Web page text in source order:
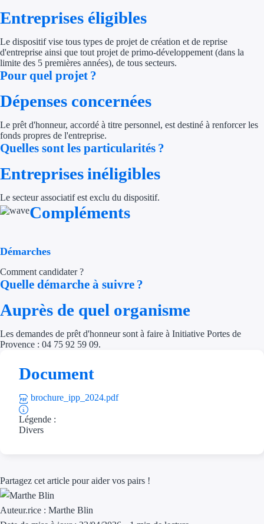
Quelles aides pour
Ouvrage
Régions de A à H
Entreprises éligibles
Le dispositif vise tous types de projet de création et de reprise
d'entreprise ainsi que tout projet de primo-développement (dans la
limite des 5 premières années), de tous secteurs.
Pour quel projet ?
Dépenses concernées
Le prêt d'honneur, accordé à titre personnel, est destiné à renforcer les
fonds propres de l'entreprise.
Quelles sont les particularités ?
Entreprises inéligibles
Le secteur associatif est exclu du dispositif.
Compléments
Démarches
Comment candidater ?
Quelle démarche à suivre ?
Auprès de quel organisme
Les demandes de prêt d'honneur sont à faire à Initiative Portes de
Provence : 04 75 92 59 09.
Document
brochure_ipp_2024.pdf
Légende :
Divers
Partagez cet article pour aider vos pairs !
Auteur.rice : Marthe Blin